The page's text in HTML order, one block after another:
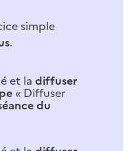
simple
.
et la diffuser
« Diffuser
du